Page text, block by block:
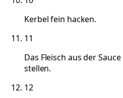
Kerbel fein hacken.
11
Das Fleisch aus der
stellen.
12